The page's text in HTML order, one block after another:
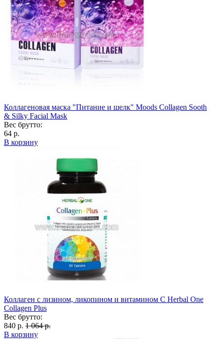
Коллагеновая маска "Питание и шелк" Moods Collagen Sooth
& Silky Facial Mask
Вес брутто:
64 р.
В корзину
Коллаген с лизином, ликопином и витамином С Herbal One
Collagen Plus
Вес брутто:
840 р. 1 064 р.
В корзину